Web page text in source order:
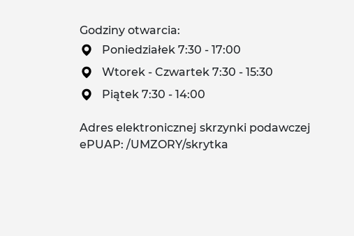
Godziny otwarcia:
Poniedziałek 7:30 - 17:00
Wtorek - Czwartek 7:30 - 15:30
Piątek 7:30 - 14:00
Adres elektronicznej skrzynki podawczej
ePUAP: /UMZORY/skrytka